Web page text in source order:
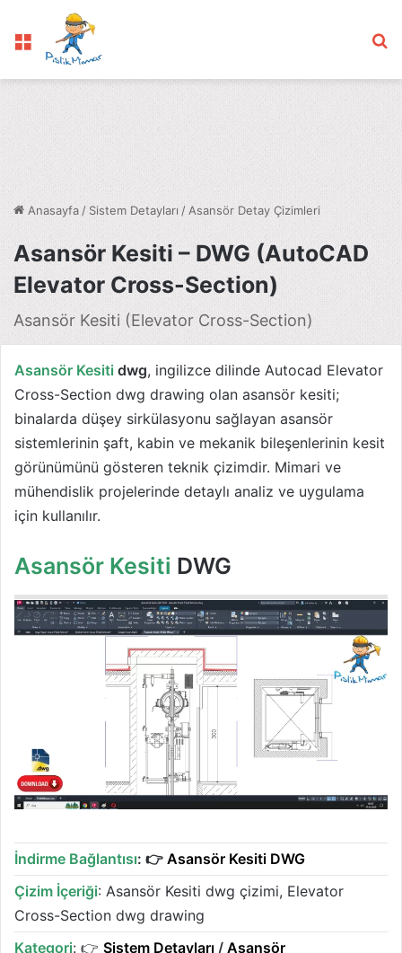
Menü
Anasayfa / Sistem Detayları / Asansör Detay Çizimleri
Asansör Kesiti – DWG (AutoCAD
Elevator Cross-Section)
Asansör Kesiti (Elevator Cross-Section)
Asansör Kesiti dwg, ingilizce dilinde Autocad Elevator
Cross-Section dwg drawing olan asansör kesiti;
binalarda düşey sirkülasyonu sağlayan asansör
sistemlerinin şaft, kabin ve mekanik bileşenlerinin kesit
görünümünü gösteren teknik çizimdir. Mimari ve
mühendislik projelerinde detaylı analiz ve uygulama
için kullanılır.
Asansör Kesiti DWG
İndirme Bağlantısı: 👉 Asansör Kesiti DWG
Çizim İçeriği: Asansör Kesiti dwg çizimi, Elevator
Cross-Section dwg drawing
Kategori: 👉 Sistem Detayları / Asansör